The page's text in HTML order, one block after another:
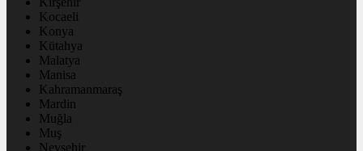
Kocaeli
Konya
Kütahya
Malatya
Manisa
Kahramanmaraş
Mardin
Muğla
Muş
Nevşehir